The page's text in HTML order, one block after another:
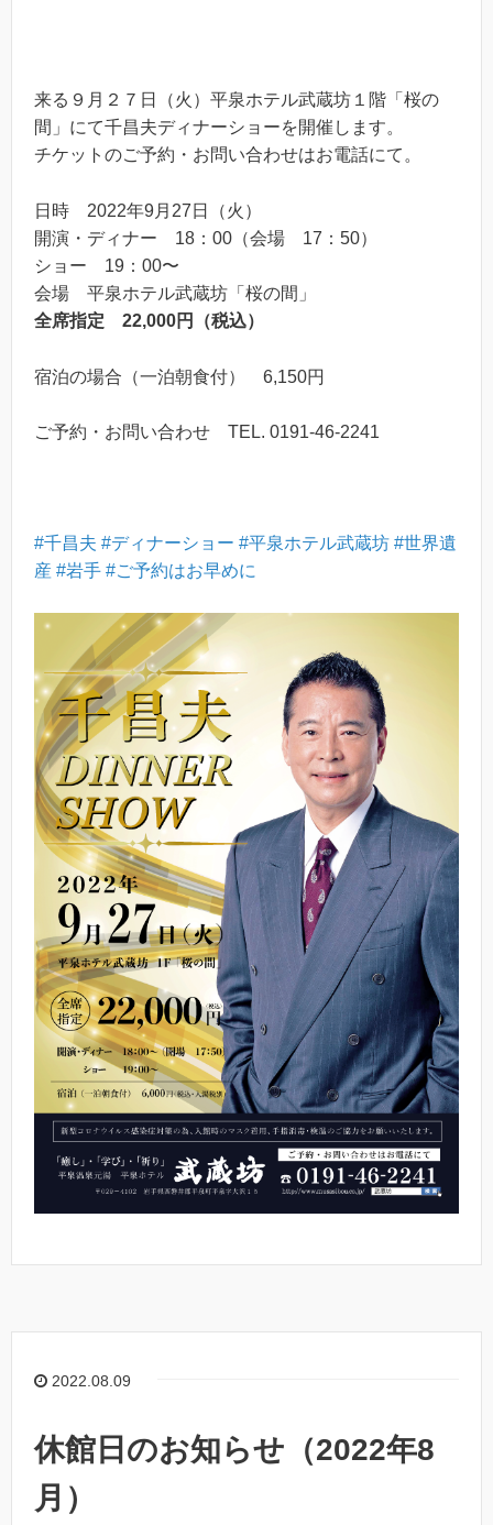
来る９月２７日（火）平泉ホテル武蔵坊１階「桜の
間」にて千昌夫ディナーショーを開催します。
チケットのご予約・お問い合わせはお電話にて。
日時 2022年9月27日（火）
開演・ディナー 18：00（会場 17：50）
ショー 19：00〜
会場 平泉ホテル武蔵坊「桜の間」
全席指定 22,000円（税込）
宿泊の場合（一泊朝食付） 6,150円
ご予約・お問い合わせ TEL. 0191-46-2241
#千昌夫 #ディナーショー #平泉ホテル武蔵坊 #世界遺
産 #岩手 #ご予約はお早めに
2022.08.09
休館日のお知らせ（2022年8
月）